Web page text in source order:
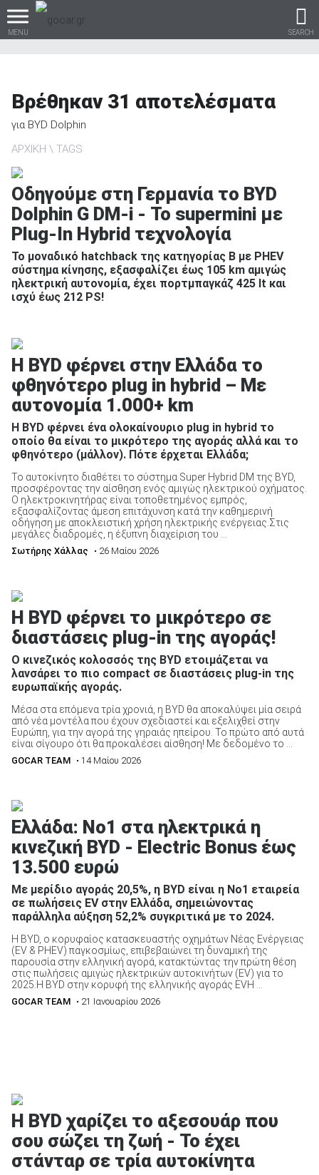
MENU SEARCH
Βρες τα πάντα για το
βρες το!
Καινούρια
ΑΝΑΖΗΤΗΣΗ
Μεταχειρισμένα
ΑΝΑΖΗΤΗΣΗ
ΑΝΑΖΗΤΗΣΗ
Βρέθηκαν 31 αποτελέσματα
για BYD Dolphin
ΑΡΧΙΚΗ
TAGS
Οδηγούμε στη Γερμανία το BYD
Dolphin G DM-i - Το supermini με
Plug-In Hybrid τεχνολογία
Το μοναδικό hatchback της κατηγορίας B με PHEV
σύστημα κίνησης, εξασφαλίζει έως 105 km αμιγώς
ηλεκτρική αυτονομία, έχει πορτμπαγκάζ 425 lt και
ισχύ έως 212 PS!
Η BYD φέρνει στην Ελλάδα το
φθηνότερο plug in hybrid – Με
αυτονομία 1.000+ km
Η BYD φέρνει ένα ολοκαίνουριο plug in hybrid το
οποίο θα είναι το μικρότερο της αγοράς αλλά και το
φθηνότερο (μάλλον). Πότε έρχεται Ελλάδα;
Το αυτοκίνητο διαθέτει το σύστημα Super Hybrid DM της BYD,
προσφέροντας την αίσθηση ενός αμιγώς ηλεκτρικού οχήματος.
Ο ηλεκτροκινητήρας είναι τοποθετημένος εμπρός,
εξασφαλίζοντας άμεση επιτάχυνση κατά την καθημερινή
οδήγηση με αποκλειστική χρήση ηλεκτρικής ενέργειας.Στις
μεγάλες διαδρομές, η έξυπνη διαχείριση του ...
Σωτήρης Χάλλας • 26 Μαίου 2026
Η BYD φέρνει το μικρότερο σε
διαστάσεις plug-in της αγοράς!
Ο κινεζικός κολοσσός της BYD ετοιμάζεται να
λανσάρει το πιο compact σε διαστάσεις plug-in της
ευρωπαϊκής αγοράς.
Μέσα στα επόμενα τρία χρονιά, η BYD θα αποκαλύψει μία σειρά
από νέα μοντέλα που έχουν σχεδιαστεί και εξελιχθεί στην
Ευρώπη, για την αγορά της γηραιάς ηπείρου. Το πρώτο από αυτά
είναι σίγουρο ότι θα προκαλέσει αίσθηση! Με δεδομένο το ...
GOCAR TEAM • 14 Μαίου 2026
Ελλάδα: No1 στα ηλεκτρικά η
κινεζική BYD - Electric Bonus έως
13.500 ευρώ
Με μερίδιο αγοράς 20,5%, η BYD είναι η Νο1 εταιρεία
σε πωλήσεις EV στην Ελλάδα, σημειώνοντας
παράλληλα αύξηση 52,2% συγκριτικά με το 2024.
Η BYD, ο κορυφαίος κατασκευαστής οχημάτων Νέας Ενέργειας
(EV & PHEV) παγκοσμίως, επιβεβαιώνει τη δυναμική της
παρουσία στην ελληνική αγορά, κατακτώντας την πρώτη θέση
στις πωλήσεις αμιγώς ηλεκτρικών αυτοκινήτων (EV) για το
2025.H BYD στην κορυφή της ελληνικής αγοράς EVΗ ...
GOCAR TEAM • 21 Ιανουαρίου 2026
Η BYD χαρίζει το αξεσουάρ που
σου σώζει τη ζωή - Το έχει
στάνταρ σε τρία αυτοκίνητα